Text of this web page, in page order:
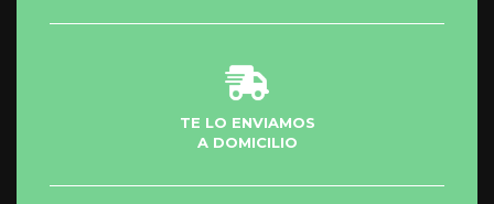
TE LO ENVIAMOS
A DOMICILIO